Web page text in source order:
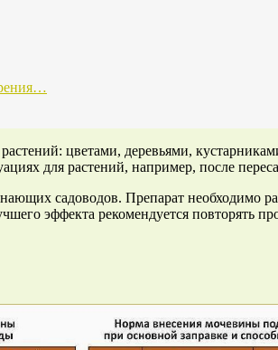
цветами, деревьями,
для растений, например, после
садоводов. Препарат необходимо
эффекта рекомендуется повторять